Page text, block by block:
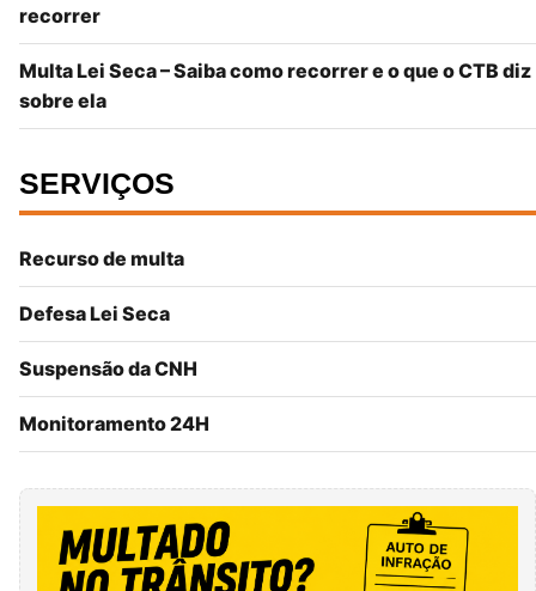
recorrer
Multa Lei Seca – Saiba como recorrer e o que o CTB diz
sobre ela
SERVIÇOS
Recurso de multa
Defesa Lei Seca
Suspensão da CNH
Monitoramento 24H